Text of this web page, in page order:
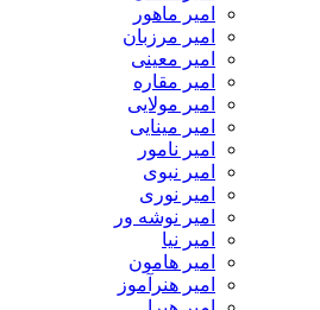
امیر ماهور
امیر مرزبان
امیر معینی
امیر مقاره
امیر مولایی
امیر مینایی
امیر نامور
امیر نبوی
امیر نوری
امیر نوشه ور
امیر نیا
امیر هامون
امیر هنرآموز